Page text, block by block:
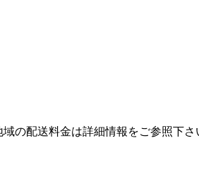
の配送料金は詳細情報をご参照下